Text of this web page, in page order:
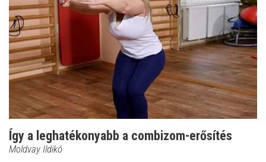
Így a leghatékonyabb a combizom-erősítés
Moldvay Ildikó